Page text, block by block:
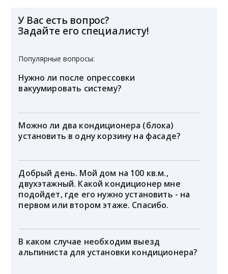
У Вас есть вопрос?
Задайте его специалисту!
Популярные вопросы:
Нужно ли после опрессовки
вакуумировать систему?
Можно ли два кондиционера (блока)
установить в одну корзину на фасаде?
Добрый день. Мой дом на 100 кв.м.,
двухэтажный. Какой кондиционер мне
подойдет, где его нужно установить - на
первом или втором этаже. Спасибо.
В каком случае необходим выезд
альпиниста для установки кондиционера?